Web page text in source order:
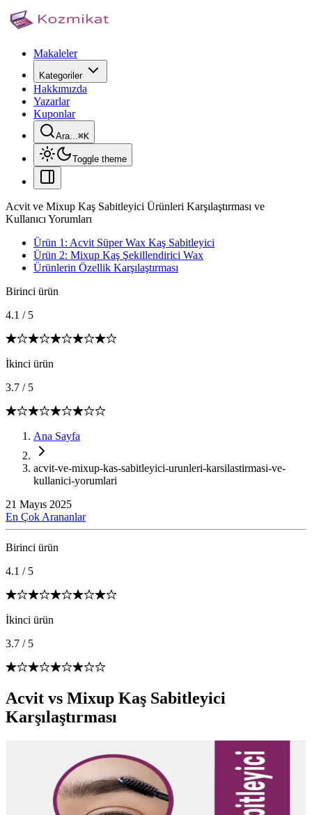
Makaleler
Kategoriler
Hakkımızda
Yazarlar
Kuponlar
Ara...⌘K
Toggle theme
Acvit ve Mixup Kaş Sabitleyici Ürünleri Karşılaştırması ve
Kullanıcı Yorumları
Ürün 1: Acvit Süper Wax Kaş Sabitleyici
Ürün 2: Mixup Kaş Şekillendirici Wax
Ürünlerin Özellik Karşılaştırması
Birinci ürün
4.1 / 5
İkinci ürün
3.7 / 5
Ana Sayfa
acvit-ve-mixup-kas-sabitleyici-urunleri-karsilastirmasi-ve-
kullanici-yorumlari
21 Mayıs 2025
En Çok Arananlar
Birinci ürün
4.1 / 5
İkinci ürün
3.7 / 5
Acvit vs Mixup Kaş Sabitleyici
Karşılaştırması